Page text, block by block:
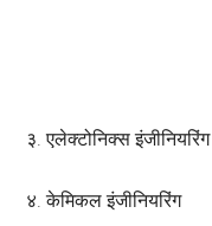
३. एलेक्टोनिक्स इंजीनियरिंग
४. केमिकल इंजीनियरिंग